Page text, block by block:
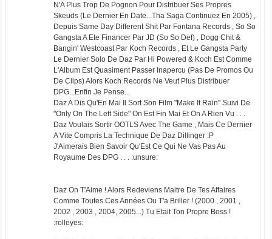
N'A Plus Trop De Pognon Pour Distribuer Ses Propres
Skeuds (Le Dernier En Date...Tha Saga Continuez En 2005) ,
Depuis Same Day Different Shit Par Fontana Records , So So
Gangsta A Ete Financer Par JD (So So Def) , Dogg Chit &
Bangin' Westcoast Par Koch Records , Et Le Gangsta Party
Le Dernier Solo De Daz Par Hi Powered & Koch Est Comme
L'Album Est Quasiment Passer Inapercu (Pas De Promos Ou
De Clips) Alors Koch Records Ne Veut Plus Distribuer
DPG...Enfin Je Pense...
Daz A Dis Qu'En Mai Il Sort Son Film "Make It Rain" Suivi De
"Only On The Left Side" On Est Fin Mai Et On A Rien Vu . . .
Daz Voulais Sortir OOTLS Avec The Game , Mais Ce Dernier
A Vite Compris La Technique De Daz Dillinger :P
J'Aimerais Bien Savoir Qu'Est Ce Qui Ne Vas Pas Au
Royaume Des DPG . . . :unsure:
Daz On T'Aime ! Alors Redeviens Maitre De Tes Affaires
Comme Toutes Ces Années Ou T'a Briller ! (2000 , 2001 ,
2002 , 2003 , 2004, 2005...) Tu Etait Ton Propre Boss !
:rolleyes: